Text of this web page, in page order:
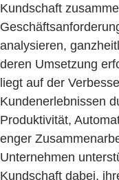
Kundschaft
analysieren,
deren Umsetzung
liegt auf der
Kundenerlebnissen
Produktivität,
enger
Unternehmen
Kundschaft dabei,